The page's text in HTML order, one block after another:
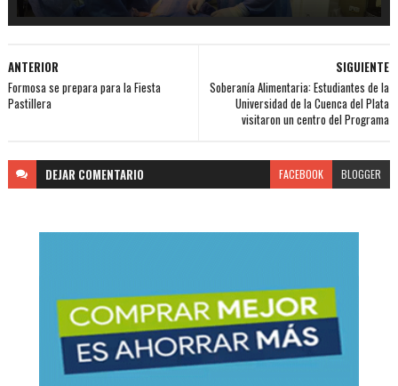
SIGUIENTE
Soberanía Alimentaria: Estudiantes de la
Universidad de la Cuenca del Plata
visitaron un centro del Programa
ANTERIOR
Formosa se prepara para la Fiesta
Pastillera
DEJAR COMENTARIO FACEBOOK BLOGGER